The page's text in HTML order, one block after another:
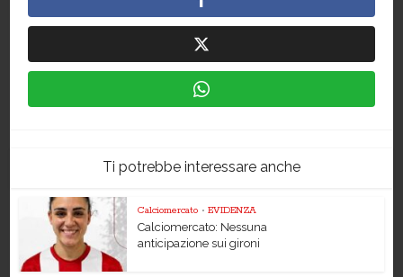
Ti potrebbe interessare anche
Calciomercato • EVIDENZA
Calciomercato: Nessuna
anticipazione sui gironi